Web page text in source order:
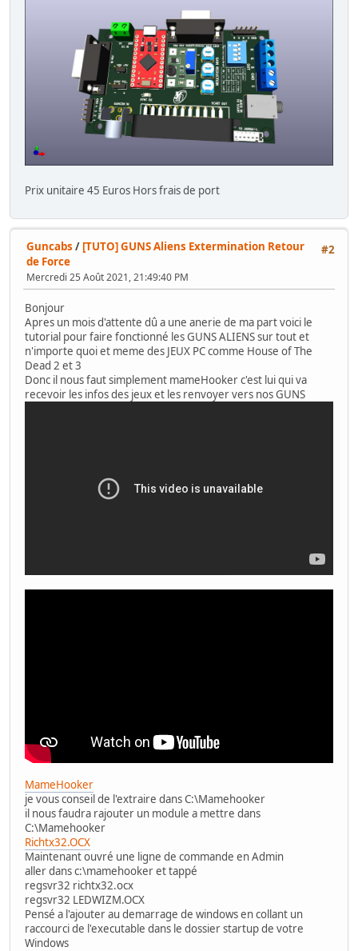
Prix unitaire 45 Euros Hors frais de port
#2
Guncabs / [TUTO] GUNS Aliens Extermination Retour
de Force
Mercredi 25 Août 2021, 21:49:40 PM
Bonjour
Apres un mois d'attente dû a une anerie de ma part voici le
tutorial pour faire fonctionné les GUNS ALIENS sur tout et
n'importe quoi et meme des JEUX PC comme House of The
Dead 2 et 3
Donc il nous faut simplement mameHooker c'est lui qui va
recevoir les infos des jeux et les renvoyer vers nos GUNS
MameHooker
je vous conseil de l'extraire dans C:\Mamehooker
il nous faudra rajouter un module a mettre dans
C:\Mamehooker
Richtx32.OCX
Maintenant ouvré une ligne de commande en Admin
aller dans c:\mamehooker et tappé
regsvr32 richtx32.ocx
regsvr32 LEDWIZM.OCX
Pensé a l'ajouter au demarrage de windows en collant un
raccourci de l'executable dans le dossier startup de votre
Windows